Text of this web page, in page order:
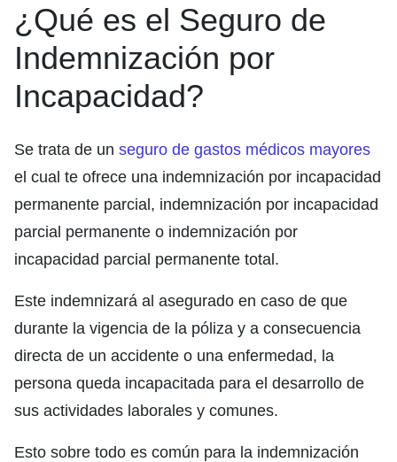
¿Qué es el Seguro de
Indemnización por
Incapacidad?
Se trata de un seguro de gastos médicos mayores
el cual te ofrece una indemnización por incapacidad
permanente parcial, indemnización por incapacidad
parcial permanente o indemnización por
incapacidad parcial permanente total.
Este indemnizará al asegurado en caso de que
durante la vigencia de la póliza y a consecuencia
directa de un accidente o una enfermedad, la
persona queda incapacitada para el desarrollo de
sus actividades laborales y comunes.
Esto sobre todo es común para la indemnización